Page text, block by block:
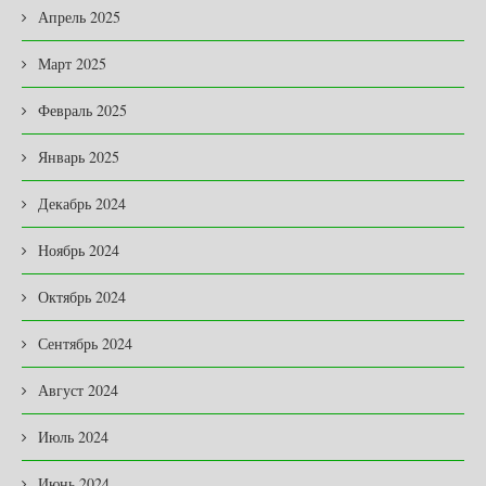
Апрель 2025
Март 2025
Февраль 2025
Январь 2025
Декабрь 2024
Ноябрь 2024
Октябрь 2024
Сентябрь 2024
Август 2024
Июль 2024